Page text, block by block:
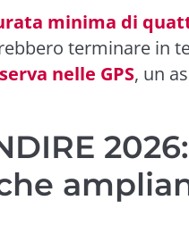
minima di
terminare in
nelle GPS, un